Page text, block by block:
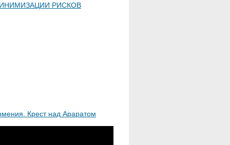
РИСКОВ
Крест над Араратом